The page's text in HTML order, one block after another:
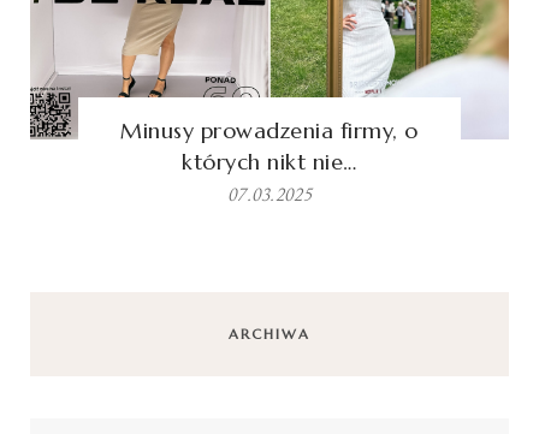
Minusy prowadzenia firmy, o
których nikt nie…
07.03.2025
ARCHIWA